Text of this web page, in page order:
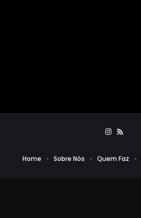
Home Sobre Nós Quem Faz